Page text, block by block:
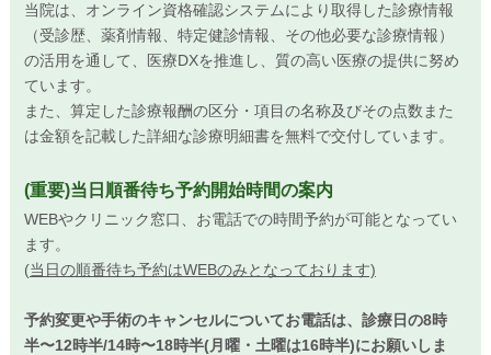
当院は、オンライン資格確認システムにより取得した診療情報
（受診歴、薬剤情報、特定健診情報、その他必要な診療情報）
の活用を通して、医療DXを推進し、質の高い医療の提供に努め
ています。
また、算定した診療報酬の区分・項目の名称及びその点数また
は金額を記載した詳細な診療明細書を無料で交付しています。
(重要)当日順番待ち予約開始時間の案内
WEBやクリニック窓口、お電話での時間予約が可能となってい
ます。
(当日の順番待ち予約はWEBのみとなっております)
予約変更や手術のキャンセルについてお電話は、診療日の8時
半〜12時半/14時〜18時半(月曜・土曜は16時半)にお願いしま